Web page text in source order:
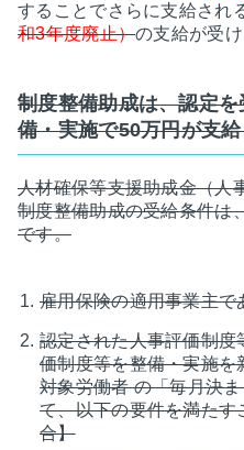
することでさらに支給され
和3年度廃止）の支給が受
制度整備助成は、認定
備・実施で50万円が支
人材確保等支援助成金（人
制度整備助成の受給条件は
です。
雇用保険の適用事業主で
認定された人事評価制
価制度等を整備・実施
対象労働者 の「毎月決
て、以下の要件を満たす
合】